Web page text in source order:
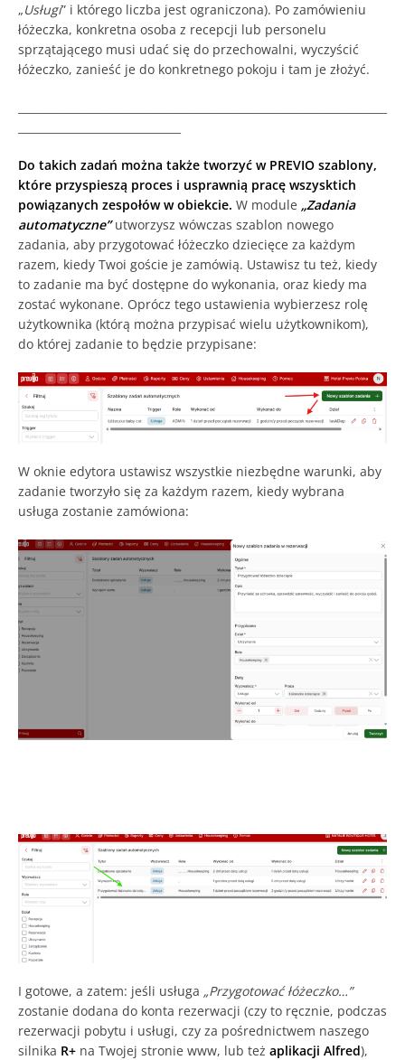
„Usługi” i którego liczba jest ograniczona). Po zamówieniu
łóżeczka, konkretna osoba z recepcji lub personelu
sprzątającego musi udać się do przechowalni, wyczyścić
łóżeczko, zanieść je do konkretnego pokoju i tam je złożyć.
Do takich zadań można także tworzyć w PREVIO szablony,
które przyspieszą proces i usprawnią pracę wszysktich
powiązanych zespołów w obiekcie. W module „Zadania
automatyczne”utworzysz wówczas szablon nowego
zadania, aby przygotować łóżeczko dziecięce za każdym
razem, kiedy Twoi goście je zamówią. Ustawisz tu też, kiedy
to zadanie ma być dostępne do wykonania, oraz kiedy ma
zostać wykonane. Oprócz tego ustawienia wybierzesz rolę
użytkownika (którą można przypisać wielu użytkownikom),
do której zadanie to będzie przypisane:
W oknie edytora ustawisz wszystkie niezbędne warunki, aby
zadanie tworzyło się za każdym razem, kiedy wybrana
usługa zostanie zamówiona:
I gotowe, a zatem: jeśli usługa „Przygotować łóżeczko…”
zostanie dodana do konta rezerwacji (czy to ręcznie, podczas
rezerwacji pobytu i usługi, czy za pośrednictwem naszego
silnika R+ na Twojej stronie www, lub też aplikacji Alfred),